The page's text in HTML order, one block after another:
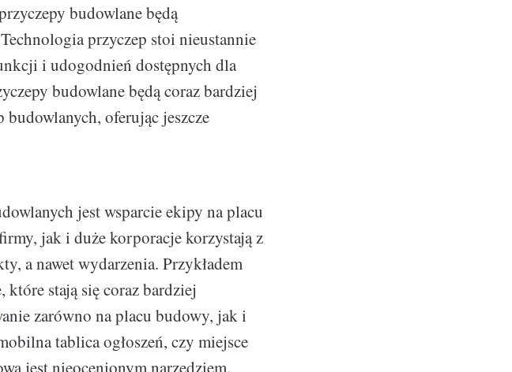
budowlane będą
przyczep stoi nieustannie
i udogodnień dostępnych dla
budowlane będą coraz bardziej
oferując jeszcze
jest wsparcie ekipy na placu
jak i duże korporacje korzystają z
a nawet wydarzenia. Przykładem
które stają się coraz bardziej
zarówno na placu budowy, jak i
tablica ogłoszeń, czy miejsce
jest nieocenionym narzędziem,